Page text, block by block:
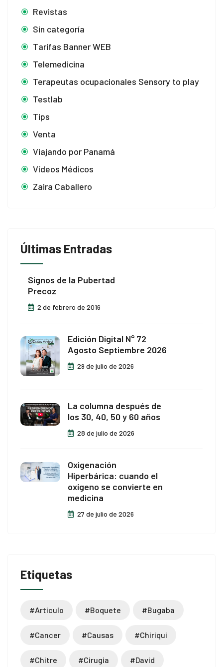
Revistas
Sin categoría
Tarifas Banner WEB
Telemedicina
Terapeutas ocupacionales Sensory to play
Testlab
Tips
Venta
Viajando por Panamá
Vídeos Médicos
Zaira Caballero
Últimas Entradas
Signos de la Pubertad
Precoz
2 de febrero de 2016
Edición Digital N° 72
Agosto Septiembre 2026
29 de julio de 2026
La columna después de
los 30, 40, 50 y 60 años
28 de julio de 2026
Oxigenación
Hiperbárica: cuando el
oxígeno se convierte en
medicina
27 de julio de 2026
Etiquetas
#articulo #boquete #bugaba
#cancer #causas #chiriqui
#chitre #cirugia #david